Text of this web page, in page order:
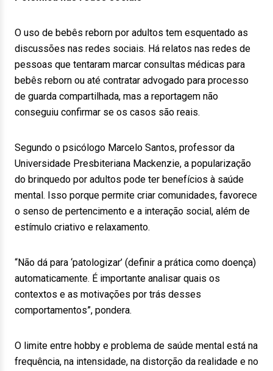
O uso de bebês reborn por adultos tem esquentado as
discussões nas redes sociais. Há relatos nas redes de
pessoas que tentaram marcar consultas médicas para
bebês reborn ou até contratar advogado para processo
de guarda compartilhada, mas a reportagem não
conseguiu confirmar se os casos são reais.
Segundo o psicólogo Marcelo Santos, professor da
Universidade Presbiteriana Mackenzie, a popularização
do brinquedo por adultos pode ter benefícios à saúde
mental. Isso porque permite criar comunidades, favorece
o senso de pertencimento e a interação social, além de
estímulo criativo e relaxamento.
“Não dá para ‘patologizar’ (definir a prática como doença)
automaticamente. É importante analisar quais os
contextos e as motivações por trás desses
comportamentos”, pondera.
O limite entre hobby e problema de saúde mental está na
frequência, na intensidade, na distorção da realidade e no